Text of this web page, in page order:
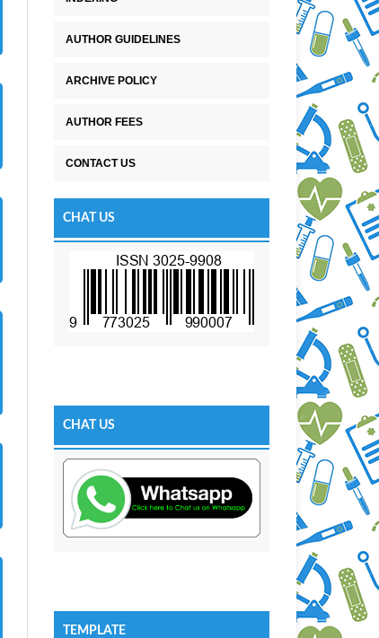
AUTHOR GUIDELINES
ARCHIVE POLICY
AUTHOR FEES
CONTACT US
CHAT US
CHAT US
TEMPLATE